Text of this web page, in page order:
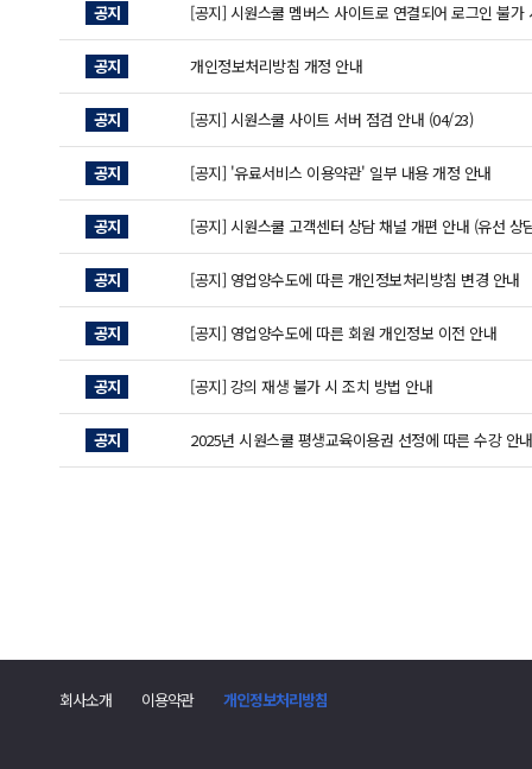
공지 [공지] 시원스쿨 멤버스 사이트로 연결되어 로그인 불가
공지 개인정보처리방침 개정 안내
공지 [공지] 시원스쿨 사이트 서버 점검 안내 (04/23)
공지 [공지] '유료서비스 이용약관' 일부 내용 개정 안내
공지 [공지] 시원스쿨 고객센터 상담 채널 개편 안내 (유선 상
공지 [공지] 영업양수도에 따른 개인정보처리방침 변경 안내
공지 [공지] 영업양수도에 따른 회원 개인정보 이전 안내
공지 [공지] 강의 재생 불가 시 조치 방법 안내
공지 2025년 시원스쿨 평생교육이용권 선정에 따른 수강 안
회사소개 이용약관 개인정보처리방침